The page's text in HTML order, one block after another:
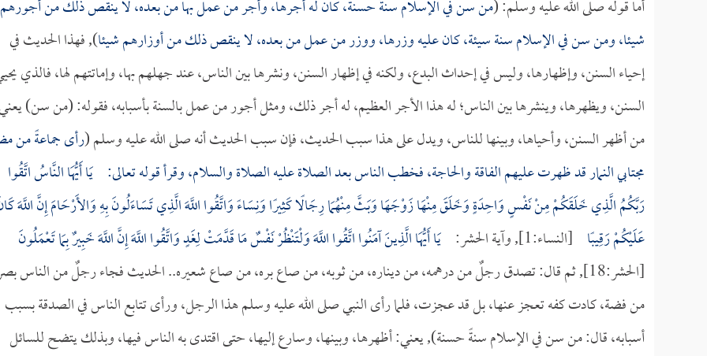
أما قوله صلى الله عليه وسلم: (من سن في الإسلام سنةً حسنة، كان له أجرها، وأجر من عمل بها من بعده، لا ينقص ذلك من أجورهم
شيئا، ومن سن في الإسلام سنة سيئة، كان عليه وزرها، ووزر من عمل من بعده، لا ينقص ذلك من أوزارهم شيئا), فهذا الحديث في
إحياء السنن، وإظهارها، وليس في إحداث البدع، ولكنه في إظهار السنن، ونشرها بين الناس، عند جهلهم بها، وإماتتهم لها، فالذي
السنن، ويظهرها، وينشرها بين الناس؛ له هذا الأجر العظيم، له أجر ذلك، ومثل أجور من عمل بالسنة بأسبابه، فقوله: (من سن)
من أظهر السنن، وأحياها، وبينها للناس، ويدل على هذا سبب الحديث، فإن سبب الحديث أنه صلى الله عليه وسلم (رأى جماعةً من
مجتابي النمار قد ظهرت عليهم الفاقة والحاجة، فخطب الناس بعد الصلاة عليه الصلاة والسلام، وقرأ قوله تعالى: يَا أَيُّهَا النَّاسُ اتَّقُوا
رَبَّكُمُ الَّذِي خَلَقَكُمْ مِنْ نَفْسٍ وَاحِدَةٍ وَخَلَقَ مِنْهَا زَوْجَهَا وَبَثَّ مِنْهُمَا رِجَالًا كَثِيرًا وَنِسَاءً وَاتَّقُوا اللَّهَ الَّذِي تَسَاءَلُونَ بِهِ وَالأَرْحَامَ إِنَّ اللَّهَ
عَلَيْكُمْ رَقِيبًا [النساء:1], وآية الحشر:
يَا أَيُّهَا الَّذِينَ آمَنُوا اتَّقُوا اللَّهَ وَلْتَنْظُرْ نَفْسٌ مَا قَدَّمَتْ لِغَدٍ وَاتَّقُوا اللَّهَ إِنَّ اللَّهَ خَبِيرٌ بِمَا تَعْمَلُونَ
[الحشر:18], ثم قال: تصدق رجلٌ من درهمه، من ديناره، من ثوبه، من صاع بره، من صاع شعيره.. الحديث فجاء رجلٌ من الناس
من فضة، كادت كفه تعجز عنها، بل قد عجزت، فلما رأى النبي صلى الله عليه وسلم هذا الرجل، ورأى تتابع الناس في الصدقة بسبب
أسبابه، قال: من سن في الإسلام سنةً حسنة), يعني: أظهرها، وبينها، وسارع إليها، حتى اقتدى به الناس فيها، وبذلك يتضح للسائل